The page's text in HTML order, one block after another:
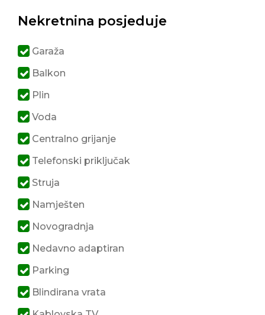
Nekretnina posjeduje
Garaža
Balkon
Plin
Voda
Centralno grijanje
Telefonski priključak
Struja
Namješten
Novogradnja
Nedavno adaptiran
Parking
Blindirana vrata